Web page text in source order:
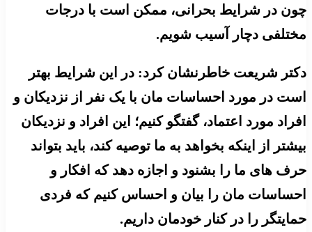
چون در شرایط بحرانی، ممکن است با درجات
مختلفی دچار آسیب شویم.
دکتر شریعت خاطرنشان کرد: در این شرایط بهتر
است در مورد احساسات مان با یک نفر از نزدیکان و
افراد مورد اعتماد، گفتگو کنیم؛ این افراد و نزدیکان
بیشتر از اینکه بخواهد به ما توصیه کند، باید بتواند
حرف های ما را بشنود و اجازه دهد که افکار و
احساسات مان را بیان و احساس کنیم که فردی
حمایتگر را در کنار خودمان داریم.